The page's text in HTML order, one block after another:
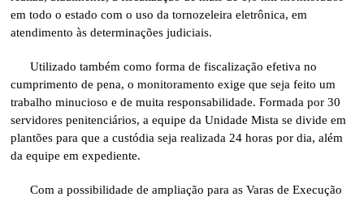
em todo o estado com o uso da tornozeleira eletrônica, em
atendimento às determinações judiciais.
Utilizado também como forma de fiscalização efetiva no
cumprimento de pena, o monitoramento exige que seja feito um
trabalho minucioso e de muita responsabilidade. Formada por 30
servidores penitenciários, a equipe da Unidade Mista se divide em
plantões para que a custódia seja realizada 24 horas por dia, além
da equipe em expediente.
Com a possibilidade de ampliação para as Varas de Execução